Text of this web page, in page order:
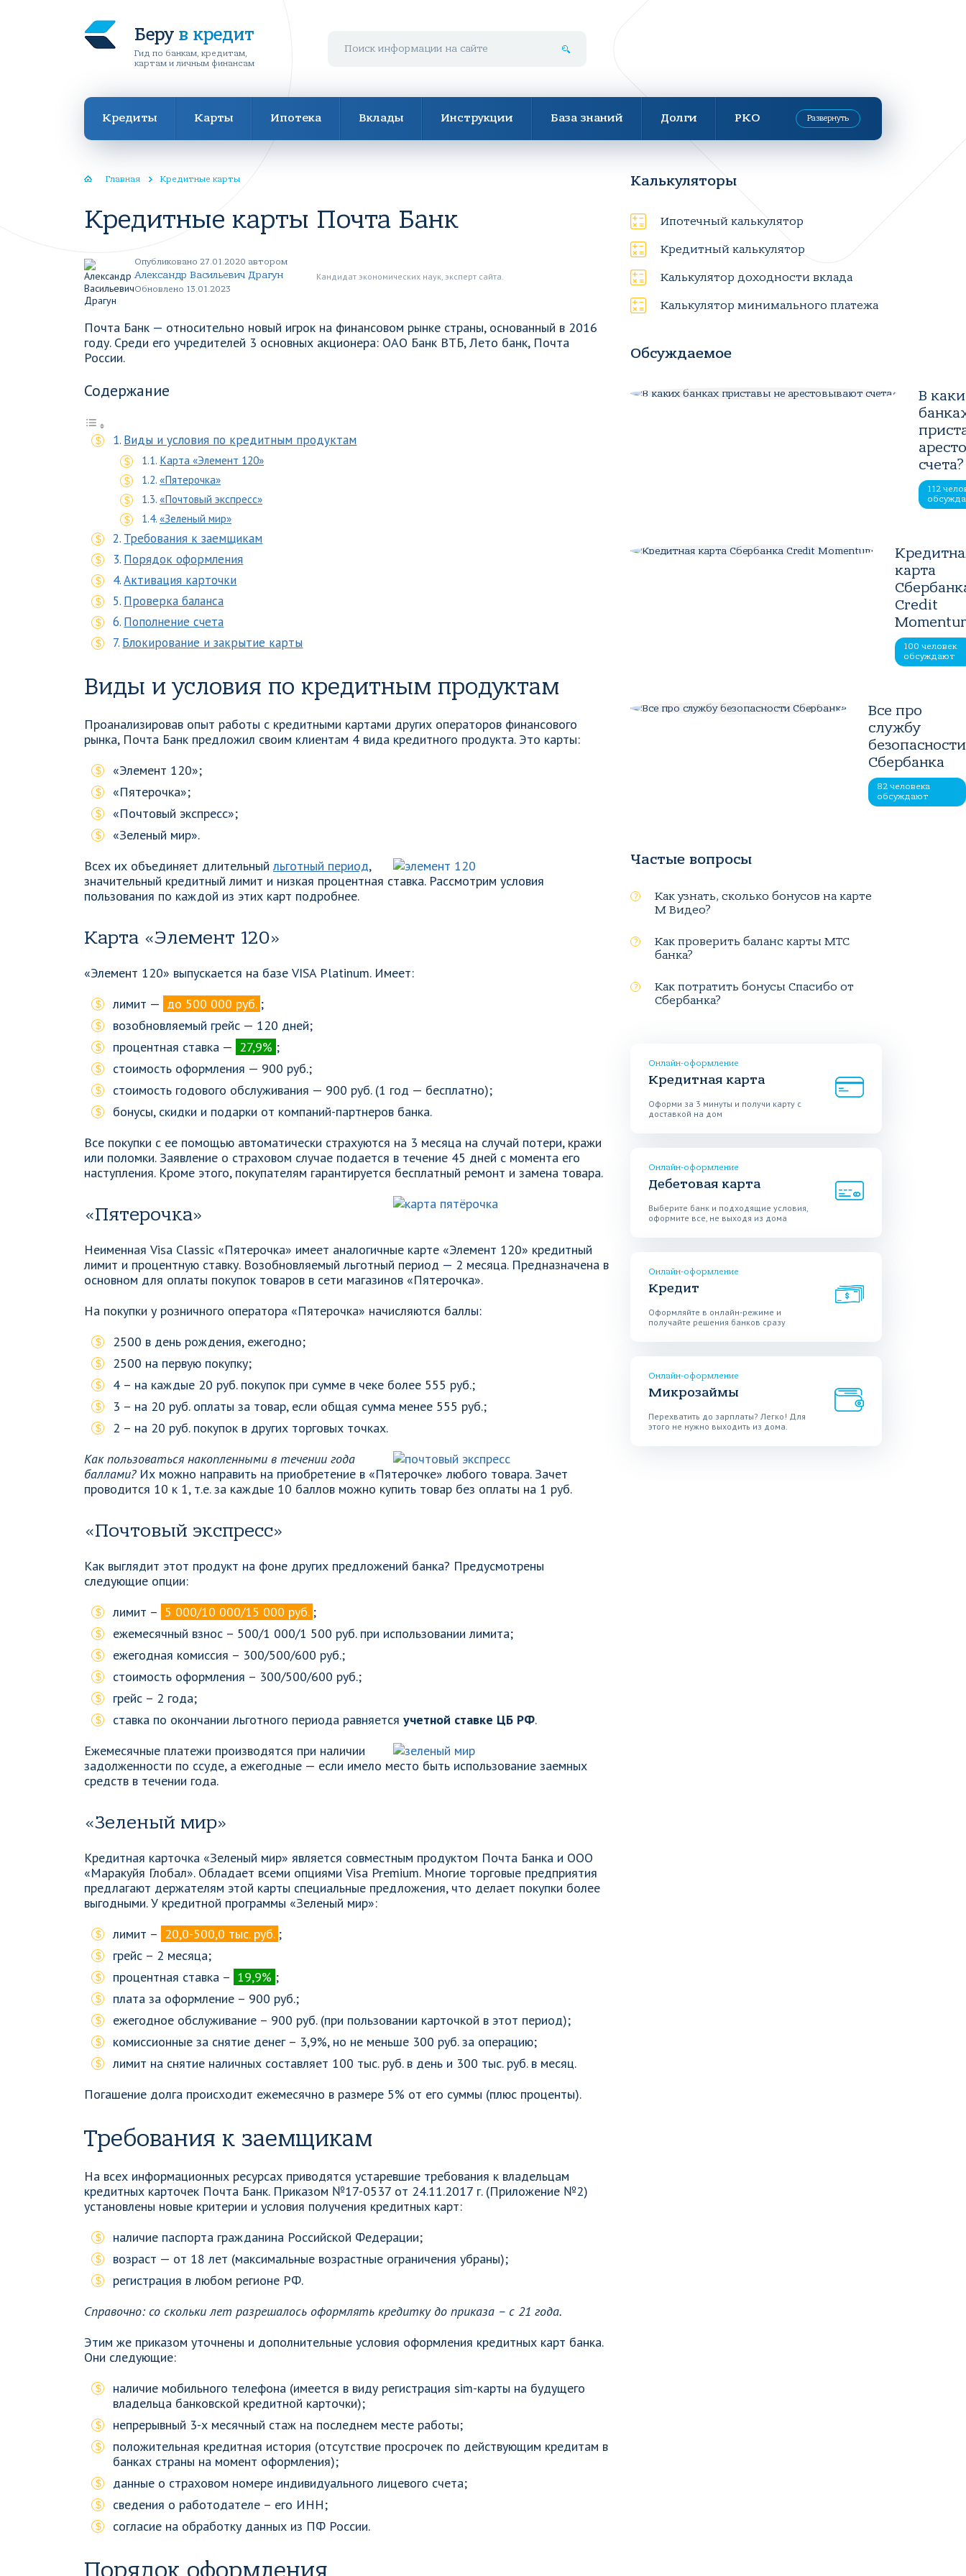
Беру в кредит
Гид по банкам, кредитам,
картам и личным финансам
Кредиты Карты Ипотека Вклады Инструкции База знаний Долги РКО Развернуть
Главная Кредитные карты
Кредитные карты Почта Банк
Опубликовано 27.01.2020 автором
Александр Васильевич Драгун
Обновлено 13.01.2023
Кандидат экономических наук, эксперт сайта.
Почта Банк — относительно новый игрок на финансовом рынке страны, основанный в 2016
году. Среди его учредителей 3 основных акционера: ОАО Банк ВТБ, Лето банк, Почта
России.
Содержание
Виды и условия по кредитным продуктам
Карта «Элемент 120»
«Пятерочка»
«Почтовый экспресс»
«Зеленый мир»
Требования к заемщикам
Порядок оформления
Активация карточки
Проверка баланса
Пополнение счета
Блокирование и закрытие карты
Виды и условия по кредитным продуктам
Проанализировав опыт работы с кредитными картами других операторов финансового
рынка, Почта Банк предложил своим клиентам 4 вида кредитного продукта. Это карты:
«Элемент 120»;
«Пятерочка»;
«Почтовый экспресс»;
«Зеленый мир».
Всех их объединяет длительныйльготный период,
значительный кредитный лимит и низкая процентная ставка. Рассмотрим условия
пользования по каждой из этих карт подробнее.
Карта «Элемент 120»
«Элемент 120» выпускается на базе VISA Platinum. Имеет:
лимит — до 500 000 руб. ;
возобновляемый грейс — 120 дней;
процентная ставка — 27,9% ;
стоимость оформления — 900 руб.;
стоимость годового обслуживания — 900 руб. (1 год — бесплатно);
бонусы, скидки и подарки от компаний-партнеров банка.
Все покупки с ее помощью автоматически страхуются на 3 месяца на случай потери, кражи
или поломки. Заявление о страховом случае подается в течение 45 дней с момента его
наступления. Кроме этого, покупателям гарантируется бесплатный ремонт и замена товара.
«Пятерочка»
Неименная Visa Classic «Пятерочка» имеет аналогичные карте «Элемент 120» кредитный
лимит и процентную ставку. Возобновляемый льготный период — 2 месяца. Предназначена в
основном для оплаты покупок товаров в сети магазинов «Пятерочка».
На покупки у розничного оператора «Пятерочка» начисляются баллы:
2500 в день рождения, ежегодно;
2500 на первую покупку;
4 – на каждые 20 руб. покупок при сумме в чеке более 555 руб.;
3 – на 20 руб. оплаты за товар, если общая сумма менее 555 руб.;
2 – на 20 руб. покупок в других торговых точках.
Как пользоваться накопленными в течении года
баллами?Их можно направить на приобретение в «Пятерочке» любого товара. Зачет
проводится 10 к 1, т.е. за каждые 10 баллов можно купить товар без оплаты на 1 руб.
«Почтовый экспресс»
Как выглядит этот продукт на фоне других предложений банка? Предусмотрены
следующие опции:
лимит – 5 000/10 000/15 000 руб. ;
ежемесячный взнос – 500/1 000/1 500 руб. при использовании лимита;
ежегодная комиссия – 300/500/600 руб.;
стоимость оформления – 300/500/600 руб.;
грейс – 2 года;
ставка по окончании льготного периода равняется учетной ставке ЦБ РФ.
Ежемесячные платежи производятся при наличии
задолженности по ссуде, а ежегодные — если имело место быть использование заемных
средств в течении года.
«Зеленый мир»
Кредитная карточка «Зеленый мир» является совместным продуктом Почта Банка и ООО
«Маракуйя Глобал». Обладает всеми опциями Visa Premium. Многие торговые предприятия
предлагают держателям этой карты специальные предложения, что делает покупки более
выгодными. У кредитной программы «Зеленый мир»:
лимит – 20,0-500,0 тыс. руб. ;
грейс – 2 месяца;
процентная ставка – 19,9% ;
плата за оформление – 900 руб.;
ежегодное обслуживание – 900 руб. (при пользовании карточкой в этот период);
комиссионные за снятие денег – 3,9%, но не меньше 300 руб. за операцию;
лимит на снятие наличных составляет 100 тыс. руб. в день и 300 тыс. руб. в месяц.
Погашение долга происходит ежемесячно в размере 5% от его суммы (плюс проценты).
Требования к заемщикам
На всех информационных ресурсах приводятся устаревшие требования к владельцам
кредитных карточек Почта Банк. Приказом №17-0537 от 24.11.2017 г. (Приложение №2)
установлены новые критерии и условия получения кредитных карт:
наличие паспорта гражданина Российской Федерации;
возраст — от 18 лет (максимальные возрастные ограничения убраны);
регистрация в любом регионе РФ.
Справочно: со скольки лет разрешалось оформлять кредитку до приказа – с 21 года.
Этим же приказом уточнены и дополнительные условия оформления кредитных карт банка.
Они следующие:
наличие мобильного телефона (имеется в виду регистрация sim-карты на будущего
владельца банковской кредитной карточки);
непрерывный 3-х месячный стаж на последнем месте работы;
положительная кредитная история (отсутствие просрочек по действующим кредитам в
банках страны на момент оформления);
данные о страховом номере индивидуального лицевого счета;
сведения о работодателе – его ИНН;
согласие на обработку данных из ПФ России.
Порядок оформления
Калькуляторы
Ипотечный калькулятор
Кредитный калькулятор
Калькулятор доходности вклада
Калькулятор минимального платежа
Обсуждаемое
В
счета?
112
карта
Credit
100 человек
обсуждают
Все про
службу
безопасности
Сбербанка
82 человека
обсуждают
Частые вопросы
Как узнать, сколько бонусов на карте
М Видео?
Как проверить баланс карты МТС
банка?
Как потратить бонусы Спасибо от
Сбербанка?
Онлайн-оформление
Кредитная карта
Оформи за 3 минуты и получи карту с
доставкой на дом
Онлайн-оформление
Дебетовая карта
Выберите банк и подходящие условия,
оформите все, не выходя из дома
Онлайн-оформление
Кредит
Оформляйте в онлайн-режиме и
получайте решения банков сразу
Онлайн-оформление
Микрозаймы
Перехватить до зарплаты? Легко! Для
этого не нужно выходить из дома.